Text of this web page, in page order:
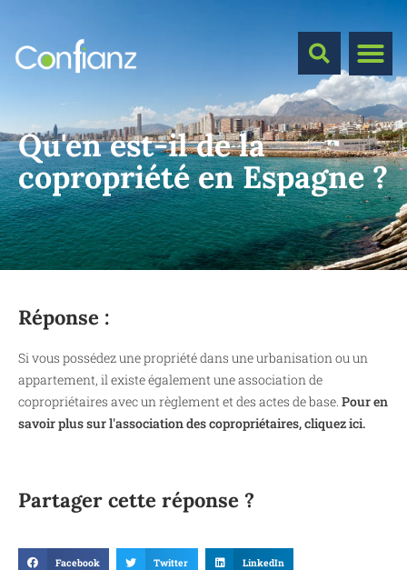
Qu'en est-il de la
copropriété en Espagne ?
Réponse :
Si vous possédez une propriété dans une urbanisation ou un
appartement, il existe également une association de
copropriétaires avec un règlement et des actes de base. Pour en
savoir plus sur l'association des copropriétaires, cliquez ici.
Partager cette réponse ?
Facebook Twitter LinkedIn